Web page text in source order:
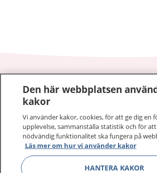
1177–tryggt om din
På 1177.se får du råd om hälsa och
sjukdomar och vilka mottagningar du
Logga in för att läsa din journal och
vårdärenden. Ring telefonnummer
sjukvårdsrådgivning dygnet runt.
1177 ger dig råd när du vill må bättre.
Den här webbplatsen
kakor
Vi använder kakor, cookies, för att ge dig en
upplevelse, sammanställa statistik och för
nödvändig funktionalitet ska fungera på
Läs mer om hur vi använder kakor
HANTERA KAKOR